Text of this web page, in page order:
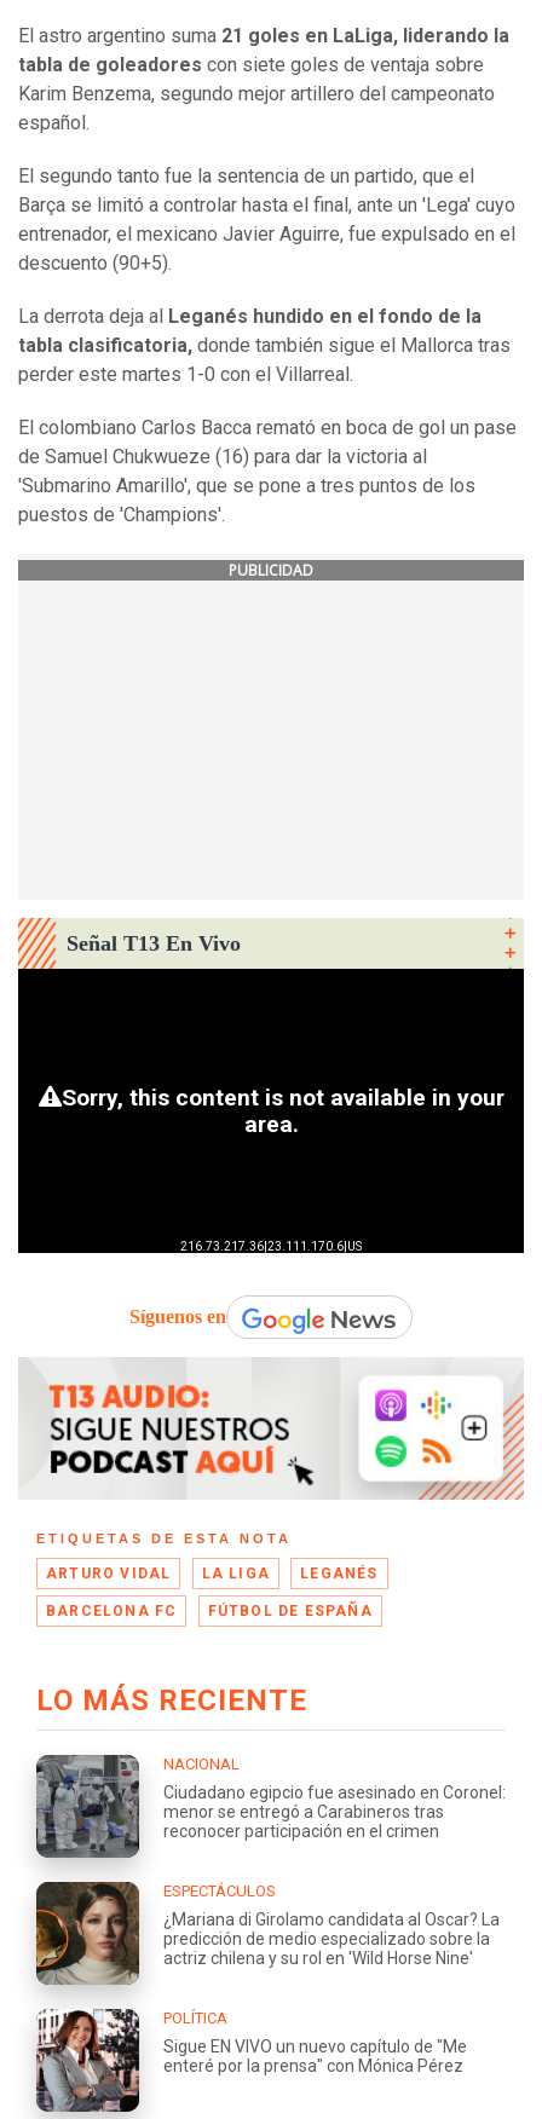
El astro argentino suma 21 goles en LaLiga, liderando la
tabla de goleadores con siete goles de ventaja sobre
Karim Benzema, segundo mejor artillero del campeonato
español.
El segundo tanto fue la sentencia de un partido, que el
Barça se limitó a controlar hasta el final, ante un 'Lega' cuyo
entrenador, el mexicano Javier Aguirre, fue expulsado en el
descuento (90+5).
La derrota deja al Leganés hundido en el fondo de la
tabla clasificatoria, donde también sigue el Mallorca tras
perder este martes 1-0 con el Villarreal.
El colombiano Carlos Bacca remató en boca de gol un pase
de Samuel Chukwueze (16) para dar la victoria al
'Submarino Amarillo', que se pone a tres puntos de los
puestos de 'Champions'.
PUBLICIDAD
Señal T13 En Vivo
Síguenos en
ETIQUETAS DE ESTA NOTA
ARTURO VIDAL LA LIGA LEGANÉS
BARCELONA FC FÚTBOL DE ESPAÑA
LO MÁS RECIENTE
NACIONAL
Ciudadano egipcio fue asesinado en Coronel:
menor se entregó a Carabineros tras
reconocer participación en el crimen
ESPECTÁCULOS
¿Mariana di Girolamo candidata al Oscar? La
predicción de medio especializado sobre la
actriz chilena y su rol en 'Wild Horse Nine'
POLÍTICA
Sigue EN VIVO un nuevo capítulo de "Me
enteré por la prensa" con Mónica Pérez